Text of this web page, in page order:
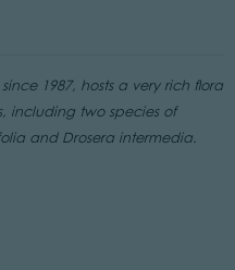
1987, hosts a very rich flora
including two species of
and Drosera intermedia.